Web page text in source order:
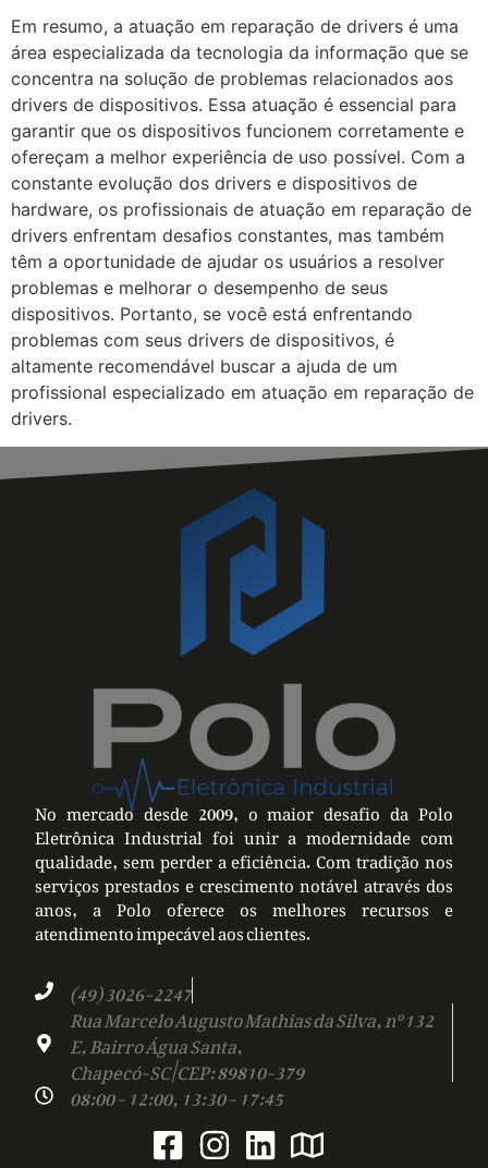
Em resumo, a atuação em reparação de drivers é uma
área especializada da tecnologia da informação que se
concentra na solução de problemas relacionados aos
drivers de dispositivos. Essa atuação é essencial para
garantir que os dispositivos funcionem corretamente e
ofereçam a melhor experiência de uso possível. Com a
constante evolução dos drivers e dispositivos de
hardware, os profissionais de atuação em reparação de
drivers enfrentam desafios constantes, mas também
têm a oportunidade de ajudar os usuários a resolver
problemas e melhorar o desempenho de seus
dispositivos. Portanto, se você está enfrentando
problemas com seus drivers de dispositivos, é
altamente recomendável buscar a ajuda de um
profissional especializado em atuação em reparação de
drivers.
No mercado desde 2009, o maior desafio da Polo
Eletrônica Industrial foi unir a modernidade com
qualidade, sem perder a eficiência. Com tradição nos
serviços prestados e crescimento notável através dos
anos, a Polo oferece os melhores recursos e
atendimento impecável aos clientes.
(49) 3026-2247
Rua Marcelo Augusto Mathias da Silva, nº 132
E, Bairro Água Santa,
Chapecó-SC | CEP: 89810-379
08:00 - 12:00, 13:30 - 17:45